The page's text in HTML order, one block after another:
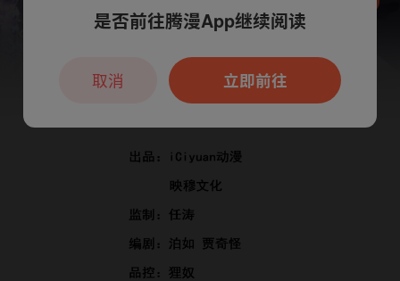
本章节仅支持App阅读，可打开App新用
户7天免费看
是否前往腾漫App继续阅读
立即前往
取消